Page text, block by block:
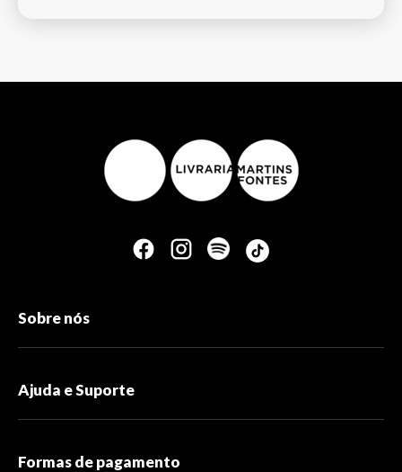
Sobre nós
Ajuda e Suporte
Formas de pagamento